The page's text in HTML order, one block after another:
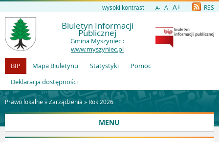
wysoki kontrast A- A A+ RSS
Biuletyn Informacji
Publicznej
Gmina Myszyniec :
www.myszyniec.pl
BIP
Mapa Biuletynu Statystyki
Pomoc
Deklaracja dostępności
Prawo lokalne »Zarządzenia » Rok 2026
MENU